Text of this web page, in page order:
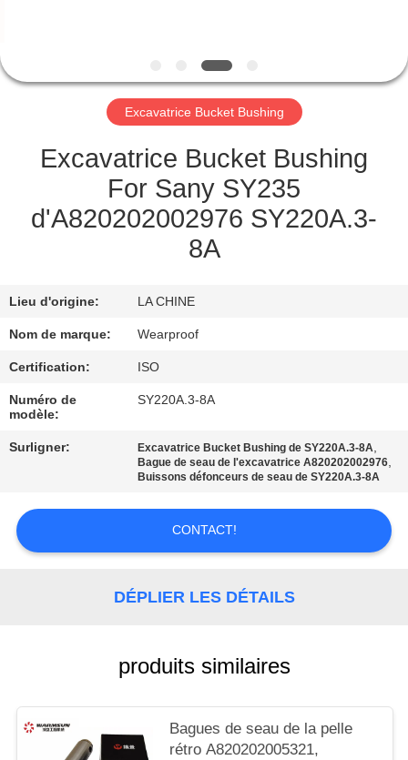
DE
QUALITÉ
CONTACTEZ-
CITATION
PLAN
DU
SITE
POLICY
Excavatrice Bucket Bushing
Excavatrice Bucket Bushing
For Sany SY235
d'A820202002976 SY220A.3-
8A
Lieu d'origine: LA CHINE
Nom de marque: Wearproof
Certification: ISO
Numéro de
modèle:
SY220A.3-8A
Surligner: Excavatrice Bucket Bushing de SY220A.3-8A,
Bague de seau de l'excavatrice A820202002976,
Buissons défonceurs de seau de SY220A.3-8A
CONTACT!
DÉPLIER LES DÉTAILS
produits similaires
Bagues de seau de la pelle
rétro A820202005321,